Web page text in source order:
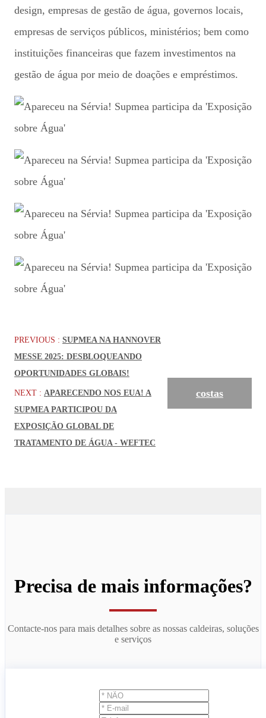
design, empresas de gestão de água, governos locais,
empresas de serviços públicos, ministérios; bem como
instituições financeiras que fazem investimentos na
gestão de água por meio de doações e empréstimos.
PREVIOUS : SUPMEA NA HANNOVER
MESSE 2025: DESBLOQUEANDO
OPORTUNIDADES GLOBAIS!
NEXT : APARECENDO NOS EUA! A
SUPMEA PARTICIPOU DA
EXPOSIÇÃO GLOBAL DE
TRATAMENTO DE ÁGUA - WEFTEC
costas
Precisa de mais informações?
Contacte-nos para mais detalhes sobre as nossas caldeiras, soluções
e serviços